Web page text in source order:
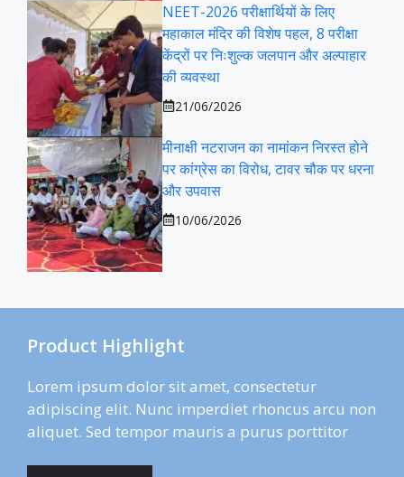
NEET-2026 परीक्षार्थियों के लिए
महाकाल मंदिर की विशेष पहल, 8 परीक्षा
केंद्रों पर निःशुल्क जलपान और अल्पाहार
की व्यवस्था
21/06/2026
मीनाक्षी नटराजन का नामांकन निरस्त होने
पर कांग्रेस का विरोध, टावर चौक पर धरना
और उपवास
10/06/2026
Product Highlight
Lorem ipsum dolor sit amet, consectetur
adipiscing elit. Nunc imperdiet rhoncus arcu non
aliquet. Sed tempor mauris a purus porttitor